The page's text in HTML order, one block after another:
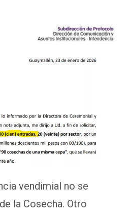
vendimial no se
la Cosecha. Otro